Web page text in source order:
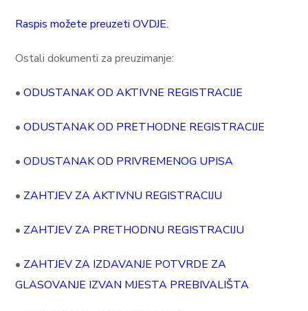
Raspis možete preuzeti OVDJE.
Ostali dokumenti za preuzimanje:
•ODUSTANAK OD AKTIVNE REGISTRACIJE
•ODUSTANAK OD PRETHODNE REGISTRACIJE
•ODUSTANAK OD PRIVREMENOG UPISA
• ZAHTJEV ZA AKTIVNU REGISTRACIJU
• ZAHTJEV ZA PRETHODNU REGISTRACIJU
• ZAHTJEV ZA IZDAVANJE POTVRDE ZA
GLASOVANJE IZVAN MJESTA PREBIVALIŠTA